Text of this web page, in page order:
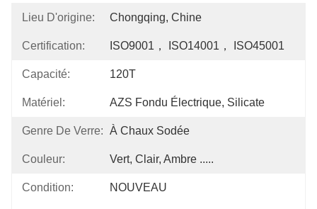
Lieu D'origine: Chongqing, Chine
Certification: ISO9001， ISO14001， ISO45001
Capacité: 120T
Matériel: AZS Fondu Électrique, Silicate
Genre De Verre: À Chaux Sodée
Couleur: Vert, Clair, Ambre .....
Condition: NOUVEAU